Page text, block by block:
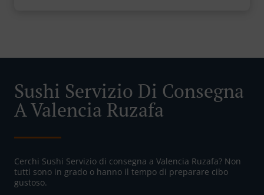
Sushi Servizio Di Consegna
A Valencia Ruzafa
Cerchi Sushi Servizio di consegna a Valencia Ruzafa? Non
tutti sono in grado o hanno il tempo di preparare cibo
gustoso.